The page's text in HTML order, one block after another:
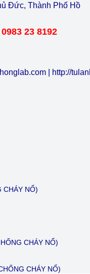
Đức, Thành Phố Hồ
23 8192
http://
CHÁY NỔ)
CHÁY NỔ)
CHÁY NỔ)